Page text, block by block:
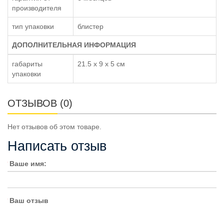
производителя
тип упаковки блистер
ДОПОЛНИТЕЛЬНАЯ ИНФОРМАЦИЯ
габариты
упаковки
21.5 x 9 x 5 см
ОТЗЫВОВ (0)
Нет отзывов об этом товаре.
Написать отзыв
Ваше имя:
Ваш отзыв